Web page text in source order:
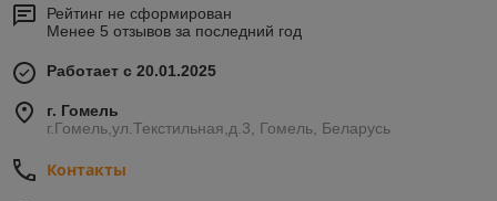
Рейтинг не сформирован
Менее 5 отзывов за последний год
Работает с 20.01.2025
г. Гомель
г.Гомель,ул.Текстильная,д.3, Гомель, Беларусь
Контакты